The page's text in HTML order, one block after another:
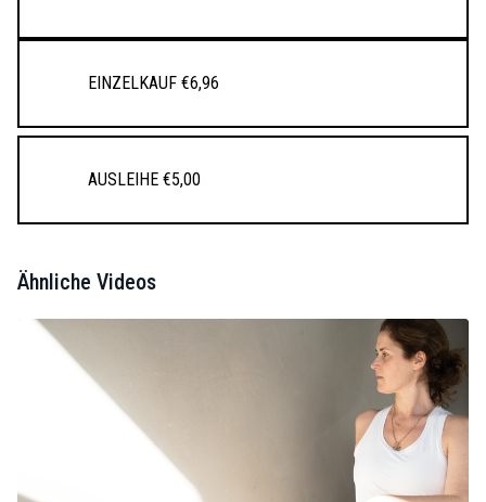
Einzelkauf €6,96
Ausleihe €5,00
Ähnliche Videos